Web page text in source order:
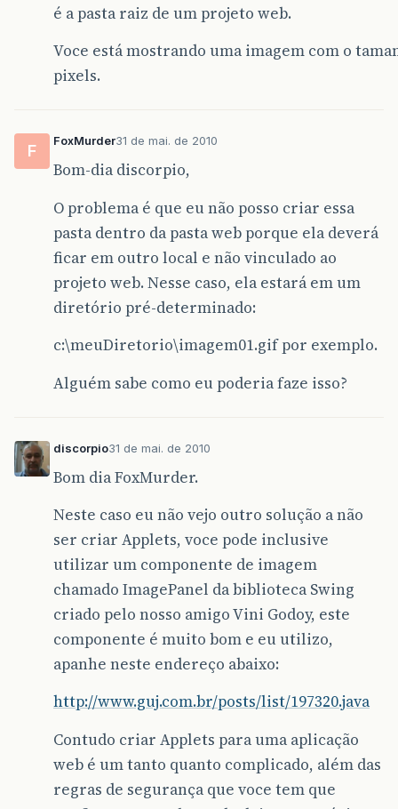
é a pasta raiz de um projeto web.
Voce está mostrando uma imagem com o
pixels.
F
FoxMurder31 de mai. de 2010
Bom-dia discorpio,
O problema é que eu não posso criar essa
pasta dentro da pasta web porque ela deverá
ficar em outro local e não vinculado ao
projeto web. Nesse caso, ela estará em um
diretório pré-determinado:
c:\meuDiretorio\imagem01.gif por exemplo.
Alguém sabe como eu poderia faze isso?
discorpio31 de mai. de 2010
Bom dia FoxMurder.
Neste caso eu não vejo outro solução a não
ser criar Applets, voce pode inclusive
utilizar um componente de imagem
chamado ImagePanel da biblioteca Swing
criado pelo nosso amigo Vini Godoy, este
componente é muito bom e eu utilizo,
apanhe neste endereço abaixo:
http://www.guj.com.br/posts/list/197320.java
Contudo criar Applets para uma aplicação
web é um tanto quanto complicado, além das
regras de segurança que voce tem que